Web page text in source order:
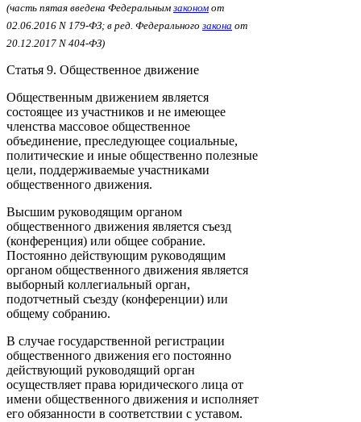
(часть пятая введена Федеральным законом от
02.06.2016 N 179-ФЗ; в ред. Федерального закона от
20.12.2017 N 404-ФЗ)
Статья 9. Общественное движение
Общественным движением является
состоящее из участников и не имеющее
членства массовое общественное
объединение, преследующее социальные,
политические и иные общественно полезные
цели, поддерживаемые участниками
общественного движения.
Высшим руководящим органом
общественного движения является съезд
(конференция) или общее собрание.
Постоянно действующим руководящим
органом общественного движения является
выборный коллегиальный орган,
подотчетный съезду (конференции) или
общему собранию.
В случае государственной регистрации
общественного движения его постоянно
действующий руководящий орган
осуществляет права юридического лица от
имени общественного движения и исполняет
его обязанности в соответствии с уставом.